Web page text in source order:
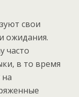
свои
ожидания.
часто
в то время
на